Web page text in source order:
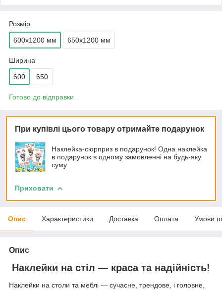
Розмір
600х1200 мм 650х1200 мм
Ширина
600 650
Готово до відправки
При купівлі цього товару отримайте подарунок
Наклейка-сюрприз в подарунок! Одна наклейка
в подарунок в одному замовленні на будь-яку
суму
Приховати
Опис Характеристики Доставка Оплата Умови
Опис
Наклейки на стіл — краса та надійність!
Наклейки на столи та меблі — сучасне, трендове, і головне,